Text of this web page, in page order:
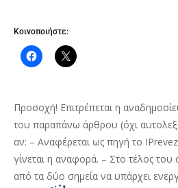
Κοινοποιήστε:
Προσοχή! Επιτρέπεται η
του παραπάνω άρθρου (όχι
αν: – Αναφέρεται ως πηγή το
γίνεται η αναφορά. – Στο τέλος
από τα δύο σημεία να υπάρχει